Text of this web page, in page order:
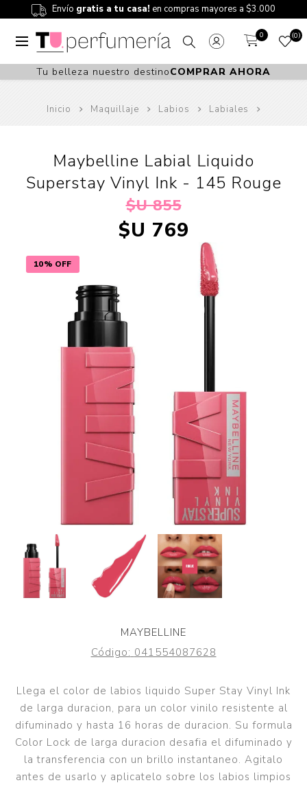
Envío gratis a tu casa! en compras mayores a $3.000
0 0
Tu belleza nuestro destinoCOMPRAR AHORA
Inicio Maquillaje Labios Labiales
10% OFF
Maybelline Labial Liquido
Superstay Vinyl Ink - 145 Rouge
$U 855
$U 769
MAYBELLINE
Código: 041554087628
Llega el color de labios liquido Super Stay Vinyl Ink
de larga duracion, para un color vinilo resistente al
difuminado y hasta 16 horas de duracion. Su formula
Color Lock de larga duracion desafia el difuminado y
la transferencia con un brillo instantaneo. Agitalo
antes de usarlo y aplicatelo sobre los labios limpios